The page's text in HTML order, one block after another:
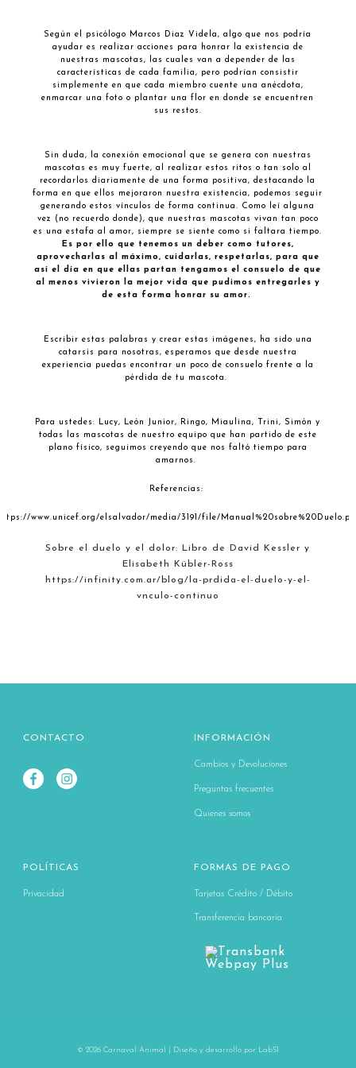
Según el psicólogo Marcos Diaz Videla, algo que nos podría
ayudar es realizar acciones para honrar la existencia de
nuestras mascotas, las cuales van a depender de las
características de cada familia, pero podrían consistir
simplemente en que cada miembro cuente una anécdota,
enmarcar una foto o plantar una flor en donde se encuentren
sus restos.
Sin duda, la conexión emocional que se genera con nuestras
mascotas es muy fuerte, al realizar estos ritos o tan solo al
recordarlos diariamente de una forma positiva, destacando la
forma en que ellos mejoraron nuestra existencia, podemos seguir
generando estos vínculos de forma continua. Como leí alguna
vez (no recuerdo donde), que nuestras mascotas vivan tan poco
es una estafa al amor, siempre se siente como si faltara tiempo.
Es por ello que tenemos un deber como tutores,
aprovecharlas al máximo, cuidarlas, respetarlas, para que
así el día en que ellas partan tengamos el consuelo de que
al menos vivieron la mejor vida que pudimos entregarles y
de esta forma honrar su amor.
Escribir estas palabras y crear estas imágenes, ha sido una
catarsis para nosotras, esperamos que desde nuestra
experiencia puedas encontrar un poco de consuelo frente a la
pérdida de tu mascota.
Para ustedes: Lucy, León Junior, Ringo, Miaulina, Trini, Simón y
todas las mascotas de nuestro equipo que han partido de este
plano físico, seguimos creyendo que nos faltó tiempo para
amarnos.
Referencias:
www.unicef.org/elsalvador/media/3191/file/
Sobre el duelo y el dolor:
Libro de David Kessler y
Elisabeth Kübler-Ross
https://infinity.com.ar/blog/la-prdida-el-duelo-y-el-
vnculo-continuo
CONTACTO INFORMACIÓN
Cambios y Devoluciones
Preguntas frecuentes
Quienes somos
POLÍTICAS
Privacidad
FORMAS DE PAGO
Tarjetas Crédito / Débito
Transferencia bancaria
© 2026 Carnaval Animal | Diseño y desarrollo por Lab51